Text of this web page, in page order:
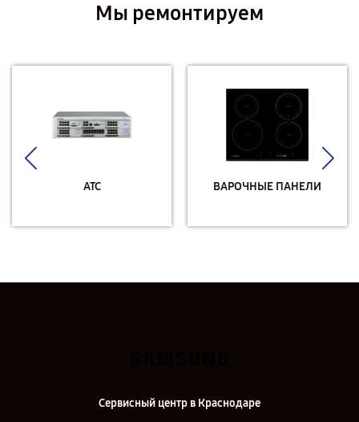
Мы ремонтируем
АТС ВАРОЧНЫЕ ПАНЕЛИ
Сервисный центр в Краснодаре